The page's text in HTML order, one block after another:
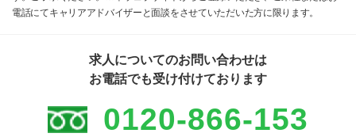
電話にてキャリアアドバイザーと面談をさせていただいた方に限ります。
求人についてのお問い合わせは
お電話でも受け付けております
0120-866-153